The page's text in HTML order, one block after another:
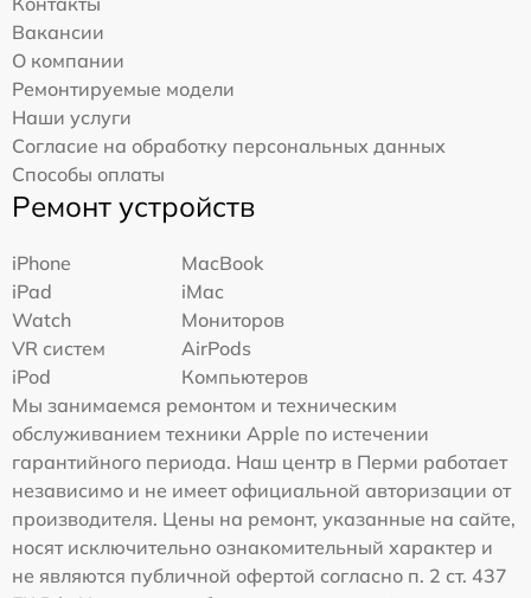
Вакансии
О компании
Ремонтируемые модели
Наши услуги
Согласие на обработку персональных данных
Способы оплаты
Ремонт устройств
iPhone
MacBook
iPad
iMac
Watch
Мониторов
VR систем
AirPods
iPod
Компьютеров
Мы занимаемся ремонтом и техническим
обслуживанием техники Apple по истечении
гарантийного периода. Наш центр в Перми работает
независимо и не имеет официальной авторизации от
производителя. Цены на ремонт, указанные на сайте,
носят исключительно ознакомительный характер и
не являются публичной офертой согласно п. 2 ст. 437